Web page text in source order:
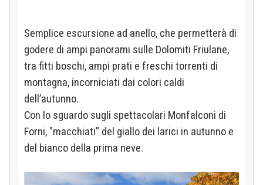
Semplice escursione ad anello, che permetterà di
godere di ampi panorami sulle Dolomiti Friulane,
tra fitti boschi, ampi prati e freschi torrenti di
montagna, incorniciati dai colori caldi
dell’autunno.
Con lo sguardo sugli spettacolari Monfalconi di
Forni, "macchiati" del giallo dei larici in autunno e
del bianco della prima neve.